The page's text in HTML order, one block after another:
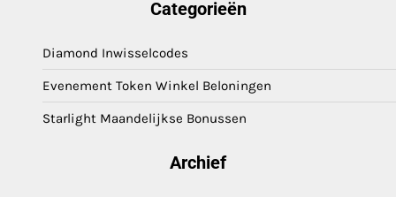
Categorieën
Diamond Inwisselcodes
Evenement Token Winkel Beloningen
Starlight Maandelijkse Bonussen
Archief